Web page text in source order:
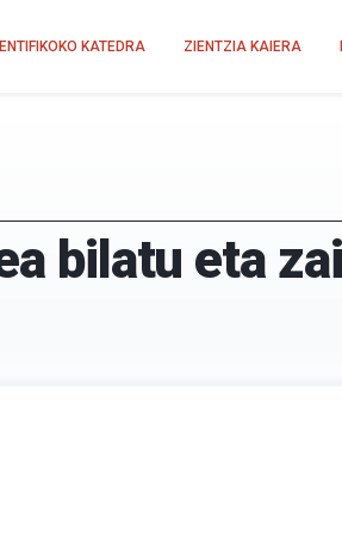
KATEDRA ZIENTZIA KAIERA
bilatu eta